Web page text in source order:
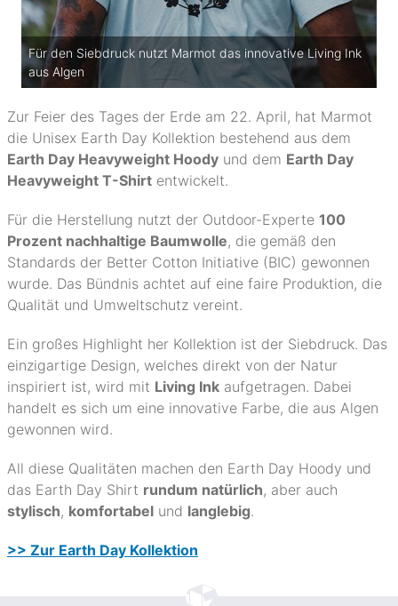
Für den Siebdruck nutzt Marmot das innovative Living Ink
aus Algen
Zur Feier des Tages der Erde am 22. April, hat Marmot
die Unisex Earth Day Kollektion bestehend aus dem
Earth Day Heavyweight Hoody und dem Earth Day
Heavyweight T-Shirt entwickelt.
Für die Herstellung nutzt der Outdoor-Experte 100
Prozent nachhaltige Baumwolle, die gemäß den
Standards der Better Cotton Initiative (BIC) gewonnen
wurde. Das Bündnis achtet auf eine faire Produktion, die
Qualität und Umweltschutz vereint.
Ein großes Highlight her Kollektion ist der Siebdruck. Das
einzigartige Design, welches direkt von der Natur
inspiriert ist, wird mit Living Ink aufgetragen. Dabei
handelt es sich um eine innovative Farbe, die aus Algen
gewonnen wird.
All diese Qualitäten machen den Earth Day Hoody und
das Earth Day Shirt rundum natürlich, aber auch
stylisch, komfortabel und langlebig.
>> Zur Earth Day Kollektion